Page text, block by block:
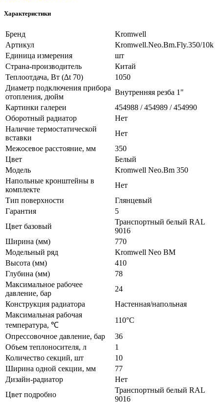
Характеристики
Бренд
Kromwell
Артикул
Kromwell.Neo.Bm.Fly.350/10k
Единица измерения
шт
Страна-производитель
Китай
Теплоотдача, Вт (∆t 70)
1050
Диаметр подключения прибора
отопления, дюйм
Внутренняя резба 1"
Картинки галереи
454988 / 454989 / 454990
Оборотный радиатор
Нет
Наличие термостатической
вставки
Нет
Межосевое расстояние, мм
350
Цвет
Белый
Модель
Kromwell Neo.Bm 350
Напольные кронштейны в
комплекте
Нет
Тип поверхности
Глянцевый
Гарантия
5
Цвет базовый
Транспортный белый RAL
9016
Ширина (мм)
770
Модельный ряд
Kromwell Neo BM
Высота (мм)
410
Глубина (мм)
78
Максимальное рабочее
давление, бар
24
Конструкция радиатора
Настенная/напольная
Максимальная рабочая
температура, ℃
110°C
Опрессовочное давление, бар
36
Объем теплоносителя, л
1
Количество секций, шт
10
Ширина одной секции, мм
77
Дизайн-радиатор
Нет
Цвет подробно
Транспортный белый RAL
9016